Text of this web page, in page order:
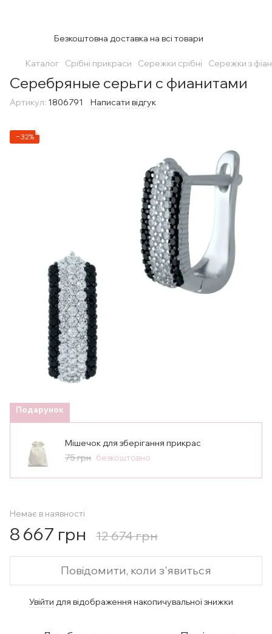
Безкоштовна доставка на всі товари
Каталог Срібні прикраси Сережки срібні Сережки з
Серебряные серьги с фианитами
Артикул: 1806791 Написати відгук
−32%
Подарунок
Мішечок для зберігання прикрас
75 грн безкоштовно
Немає в наявності
8 667 грн 12 674 грн
Повідомити, коли з'явиться
Увійти для відображення накопичувальної знижки